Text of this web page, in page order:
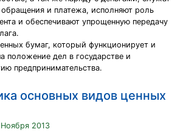
и платежа, исполняют роль
и обеспечивают упрощенную передачу
бумаг, который функционирует и
положение дел в государстве и
предпринимательства.
основных видов ценных
2013